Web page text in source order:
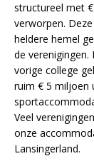
structureel met
verworpen.
heldere hemel
de
vorige college
ruim € 5 miljoen
Veel
onze
Lansingerland.